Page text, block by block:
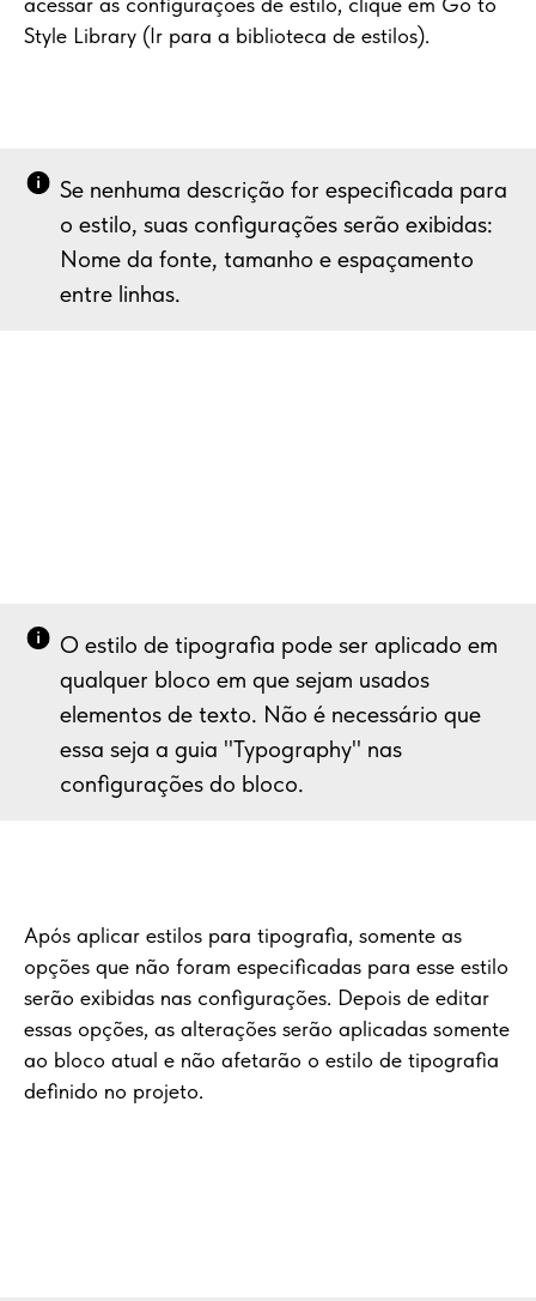
Style Library (Ir para a biblioteca de estilos).
Se nenhuma descrição for especificada para
o estilo, suas configurações serão exibidas:
Nome da fonte, tamanho e espaçamento
entre linhas.
O estilo de tipografia pode ser aplicado em
qualquer bloco em que sejam usados
elementos de texto. Não é necessário que
essa seja a guia "Typography" nas
configurações do bloco.
Após aplicar estilos para tipografia, somente as
opções que não foram especificadas para esse estilo
serão exibidas nas configurações. Depois de editar
essas opções, as alterações serão aplicadas somente
ao bloco atual e não afetarão o estilo de tipografia
definido no projeto.